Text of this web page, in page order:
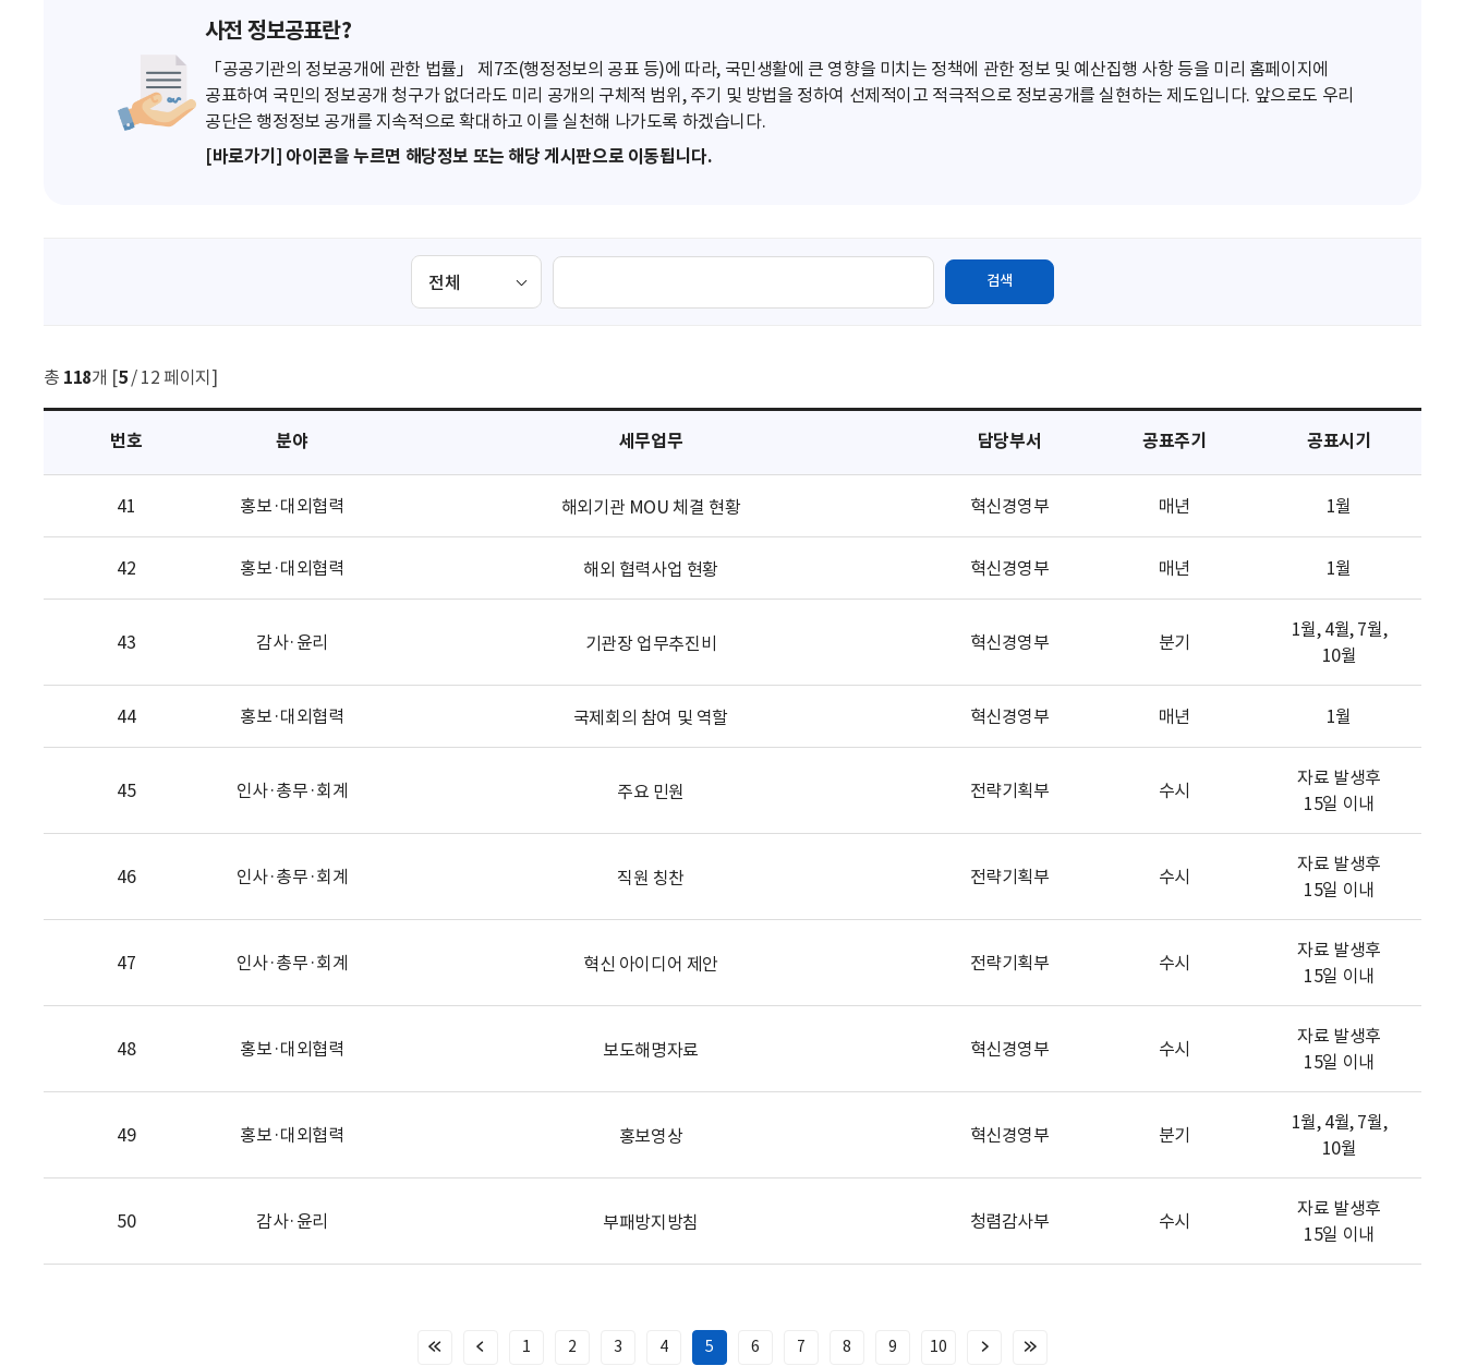
사전 정보공표란?
「공공기관의 정보공개에 관한 법률」 제7조(행정정보의 공표 등)에 따라, 국민생활에 큰 영향을 미치는 정책에 관한 정보 및 예산집행 사항 등을 미리 홈페이지에
공표하여 국민의 정보공개 청구가 없더라도 미리 공개의 구체적 범위, 주기 및 방법을 정하여 선제적이고 적극적으로 정보공개를 실현하는 제도입니다. 앞으로도 우리
공단은 행정정보 공개를 지속적으로 확대하고 이를 실천해 나가도록 하겠습니다.
[바로가기] 아이콘을 누르면 해당정보 또는 해당 게시판으로 이동됩니다.
검
검색
총 118개 [5/ 12 페이지]
번호 분야 세무업무 담당부서 공표주기 공표시기
41 홍보·대외협력 해외기관 MOU 체결 현황 혁신경영부 매년 1월
42 홍보·대외협력 해외 협력사업 현황 혁신경영부 매년 1월
43 감사·윤리 기관장 업무추진비 혁신경영부 분기
1월, 4월, 7월,
10월
44 홍보·대외협력 국제회의 참여 및 역할 혁신경영부 매년 1월
45 인사·총무·회계 주요 민원 전략기획부 수시
자료 발생후
15일 이내
46 인사·총무·회계 직원 칭찬 전략기획부 수시
자료 발생후
15일 이내
47 인사·총무·회계 혁신 아이디어 제안 전략기획부 수시
자료 발생후
15일 이내
48 홍보·대외협력 보도해명자료 혁신경영부 수시
자료 발생후
15일 이내
49 홍보·대외협력 홍보영상 혁신경영부 분기
1월, 4월, 7월,
10월
50 감사·윤리 부패방지방침 청렴감사부 수시
자료 발생후
15일 이내
처
이
1 2 3 4 5 6 7 8 9 10
다
마